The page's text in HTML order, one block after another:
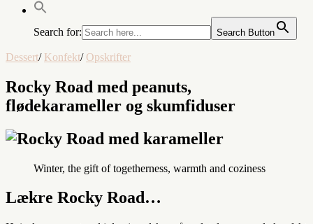
Search for: Search Button
Dessert/ Konfekt/ Opskrifter
Rocky Road med peanuts,
flødekarameller og skumfiduser
Winter, the gift of togetherness, warmth and coziness
Lækre Rocky Road…